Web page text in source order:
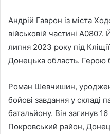
Андрій Гаврон із міста
військовій частині
липня 2023 року під
Донецька область. Герою
Роман Шевчишин,
бойові завдання у складі
батальйону. Він загинув
Покровський район,